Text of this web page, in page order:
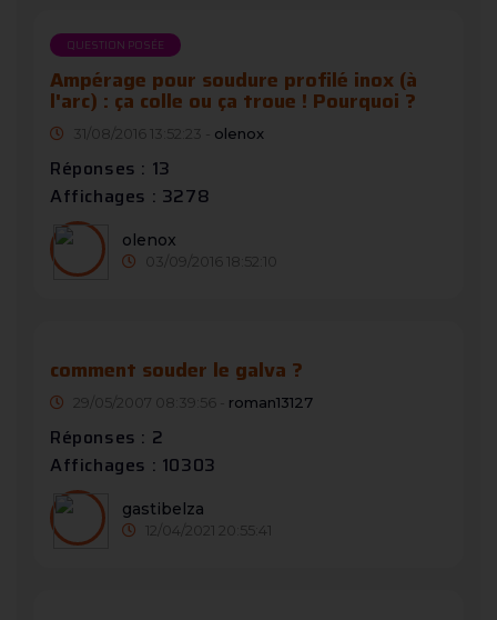
QUESTION POSÉE
Ampérage pour soudure profilé inox (à
l'arc) : ça colle ou ça troue ! Pourquoi ?
31/08/2016 13:52:23 - olenox
Réponses : 13
Affichages : 3278
olenox
03/09/2016 18:52:10
comment souder le galva ?
29/05/2007 08:39:56 - roman13127
Réponses : 2
Affichages : 10303
gastibelza
12/04/2021 20:55:41